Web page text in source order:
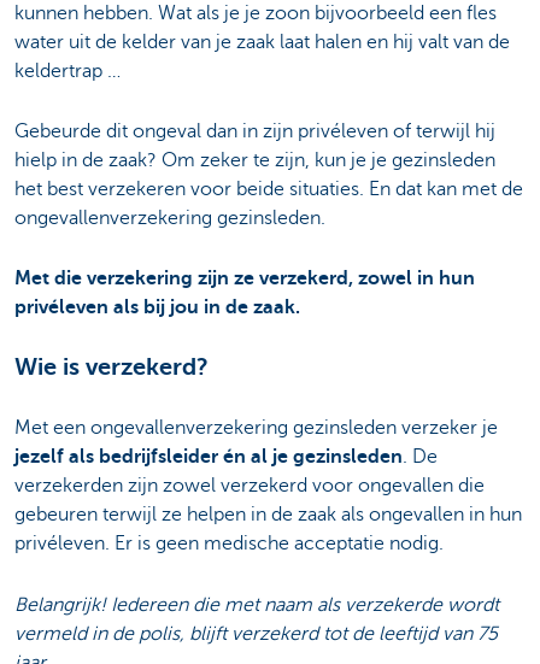
kunnen hebben. Wat als je je zoon bijvoorbeeld een fles
water uit de kelder van je zaak laat halen en hij valt van de
keldertrap …
Gebeurde dit ongeval dan in zijn privéleven of terwijl hij
hielp in de zaak? Om zeker te zijn, kun je je gezinsleden
het best verzekeren voor beide situaties. En dat kan met de
ongevallenverzekering gezinsleden.
Met die verzekering zijn ze verzekerd, zowel in hun
privéleven als bij jou in de zaak.
Wie is verzekerd?
Met een ongevallenverzekering gezinsleden verzeker je
jezelf als bedrijfsleider én al je gezinsleden. De
verzekerden zijn zowel verzekerd voor ongevallen die
gebeuren terwijl ze helpen in de zaak als ongevallen in hun
privéleven. Er is geen medische acceptatie nodig.
Belangrijk! Iedereen die met naam als verzekerde wordt
vermeld in de polis, blijft verzekerd tot de leeftijd van 75